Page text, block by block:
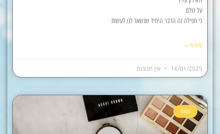
על כולם
כי תפילה זה הדבר היחיד שנשאר לנו לעשות
קרא עוד »
16/01/2025 אין תגובות
שמות